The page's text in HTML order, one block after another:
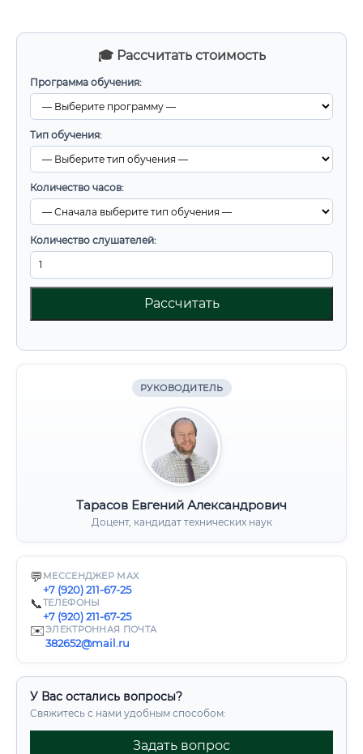
🎓 Рассчитать стоимость
Программа обучения:
Тип обучения:
Количество часов:
Количество слушателей:
Рассчитать
РУКОВОДИТЕЛЬ
Тарасов Евгений Александрович
Доцент, кандидат технических наук
💬 МЕССЕНДЖЕР MAX
+7 (920) 211-67-25
📞ТЕЛЕФОНЫ
+7 (920) 211-67-25
✉️ЭЛЕКТРОННАЯ ПОЧТА
382652@mail.ru
У Вас остались вопросы?
Свяжитесь с нами удобным способом:
Задать вопрос